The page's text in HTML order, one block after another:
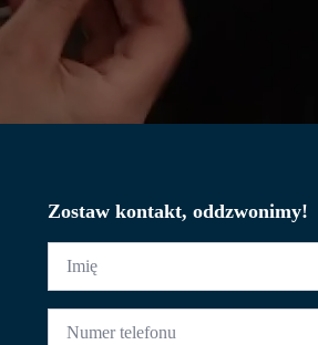
Zostaw kontakt, oddzwonimy!
Imię
Numer
telefonu